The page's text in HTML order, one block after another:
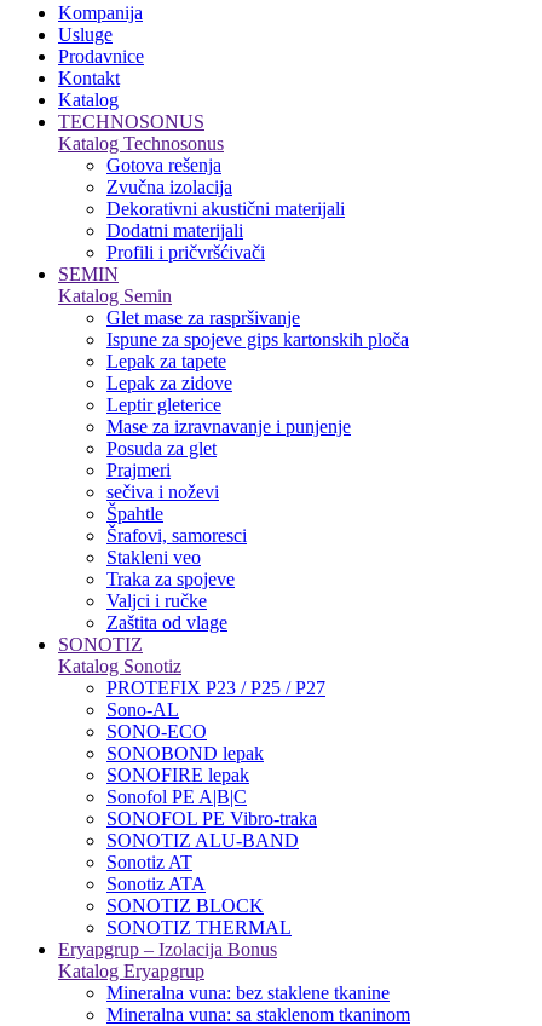
Kompanija
Usluge
Prodavnice
Kontakt
Katalog
TECHNOSONUS
Katalog Technosonus
Gotova rešenja
Zvučna izolacija
Dekorativni akustični materijali
Dodatni materijali
Profili i pričvršćivači
SEMIN
Katalog Semin
Glet mase za raspršivanje
Ispune za spojeve gips kartonskih ploča
Lepak za tapete
Lepak za zidove
Leptir gleterice
Mase za izravnavanje i punjenje
Posuda za glet
Prajmeri
sečiva i noževi
Špahtle
Šrafovi, samoresci
Stakleni veo
Traka za spojeve
Valjci i ručke
Zaštita od vlage
SONOTIZ
Katalog Sonotiz
PROTEFIX P23 / P25 / P27
Sono-AL
SONO-ECO
SONOBOND lepak
SONOFIRE lepak
Sonofol PE A|B|C
SONOFOL PE Vibro-traka
SONOTIZ ALU-BAND
Sonotiz AT
Sonotiz ATA
SONOTIZ BLOCK
SONOTIZ THERMAL
Eryapgrup – Izolacija Bonus
Katalog Eryapgrup
Mineralna vuna: bez staklene tkanine
Mineralna vuna: sa staklenom tkaninom